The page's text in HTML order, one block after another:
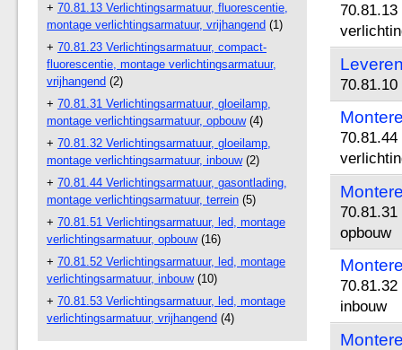
+ 70.81.13 Verlichtingsarmatuur, fluorescentie,
montage verlichtingsarmatuur, vrijhangend (1)
+ 70.81.23 Verlichtingsarmatuur, compact-
fluorescentie, montage verlichtingsarmatuur,
vrijhangend (2)
+ 70.81.31 Verlichtingsarmatuur, gloeilamp,
montage verlichtingsarmatuur, opbouw(4)
+ 70.81.32 Verlichtingsarmatuur, gloeilamp,
montage verlichtingsarmatuur, inbouw(2)
+ 70.81.44 Verlichtingsarmatuur, gasontlading,
montage verlichtingsarmatuur, terrein (5)
+ 70.81.51 Verlichtingsarmatuur, led, montage
verlichtingsarmatuur, opbouw(16)
+ 70.81.52 Verlichtingsarmatuur, led, montage
verlichtingsarmatuur, inbouw(10)
+ 70.81.53 Verlichtingsarmatuur, led, montage
verlichtingsarmatuur, vrijhangend (4)
opbouw
inbouw